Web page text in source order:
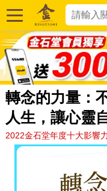
轉念的力量：
人生，讓心靈
2022金石堂年度十大影響